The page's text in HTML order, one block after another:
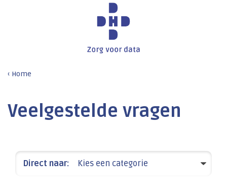
Home
Veelgestelde vragen
Direct naar: Kies een categorie